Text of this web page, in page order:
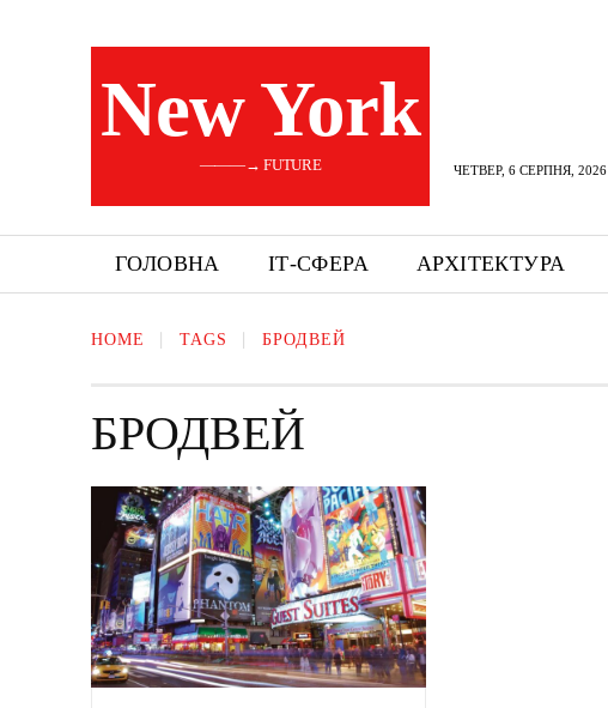
New York
———→ FUTURE ЧЕТВЕР, 6 СЕРПНЯ, 2026
ГОЛОВНА ІТ-СФЕРА АРХІТЕКТУРА
HOME TAGS БРОДВЕЙ
БРОДВЕЙ